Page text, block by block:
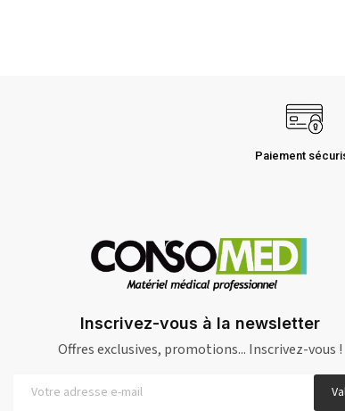
Paiement
Inscrivez-vous à la newsletter
Offres exclusives, promotions... Inscrivez-vous !